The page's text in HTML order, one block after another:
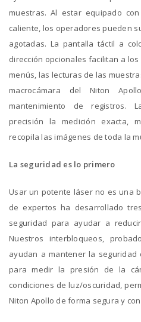
muestras. Al estar equipado
caliente, los operadores pueden
agotadas. La pantalla táctil a
dirección opcionales facilitan a
menús, las lecturas de las
macrocámara del Niton
mantenimiento de registros.
precisión la medición exacta,
recopila las imágenes de toda la
La seguridad es lo primero
Usar un potente láser no es una
de expertos ha desarrollado
seguridad para ayudar a
Nuestros interbloqueos,
ayudan a mantener la
para medir la presión de la
condiciones de luz/oscuridad,
Niton Apollo de forma segura y